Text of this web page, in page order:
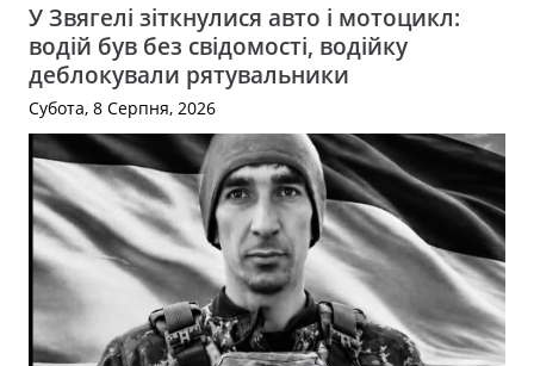
У Звягелі зіткнулися авто і мотоцикл:
водій був без свідомості, водійку
деблокували рятувальники
Субота, 8 Серпня, 2026